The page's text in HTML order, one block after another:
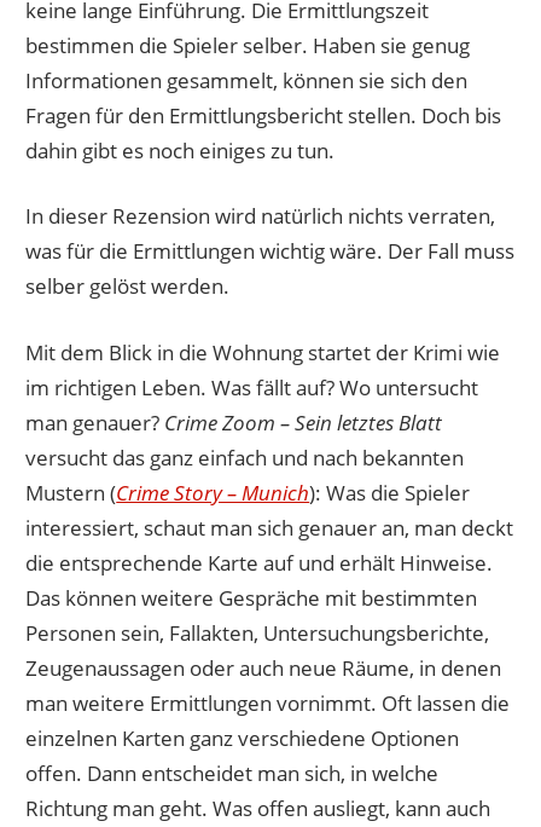
keine lange Einführung. Die Ermittlungszeit
bestimmen die Spieler selber. Haben sie genug
Informationen gesammelt, können sie sich den
Fragen für den Ermittlungsbericht stellen. Doch bis
dahin gibt es noch einiges zu tun.
In dieser Rezension wird natürlich nichts verraten,
was für die Ermittlungen wichtig wäre. Der Fall muss
selber gelöst werden.
Mit dem Blick in die Wohnung startet der Krimi wie
im richtigen Leben. Was fällt auf? Wo untersucht
man genauer? Crime Zoom – Sein letztes Blatt
versucht das ganz einfach und nach bekannten
Mustern (Crime Story – Munich): Was die Spieler
interessiert, schaut man sich genauer an, man deckt
die entsprechende Karte auf und erhält Hinweise.
Das können weitere Gespräche mit bestimmten
Personen sein, Fallakten, Untersuchungsberichte,
Zeugenaussagen oder auch neue Räume, in denen
man weitere Ermittlungen vornimmt. Oft lassen die
einzelnen Karten ganz verschiedene Optionen
offen. Dann entscheidet man sich, in welche
Richtung man geht. Was offen ausliegt, kann auch